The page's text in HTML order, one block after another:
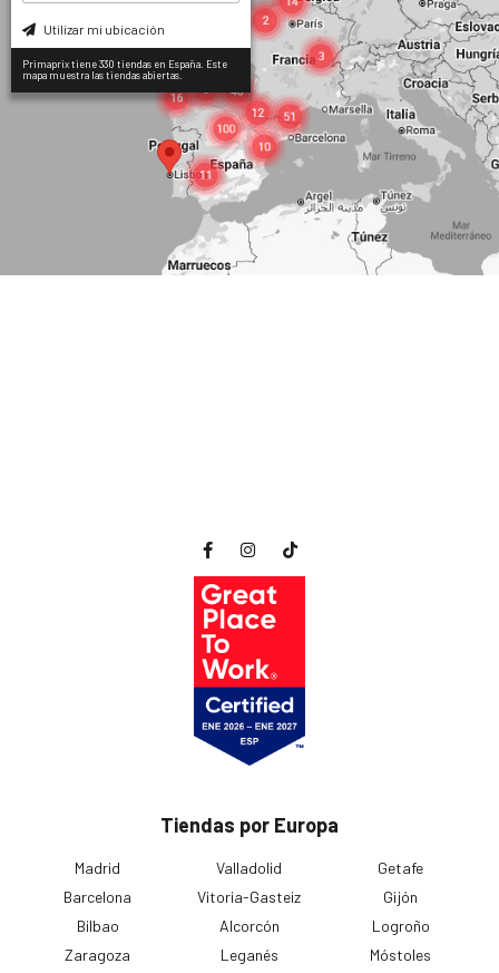
Utilizar mi ubicación
Primaprix tiene 330 tiendas en España. Este
mapa muestra las tiendas abiertas.
Tiendas por Europa
Madrid
Barcelona
Bilbao
Zaragoza
Valladolid
Vitoria-Gasteiz
Alcorcón
Leganés
Getafe
Gijón
Logroño
Móstoles